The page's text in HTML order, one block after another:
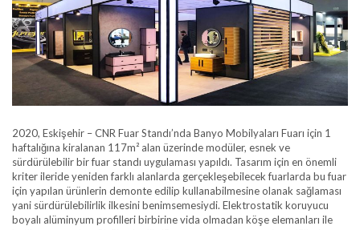
2020, Eskişehir – CNR Fuar Standı’nda Banyo Mobilyaları Fuarı için 1
haftalığına kiralanan 117m² alan üzerinde modüler, esnek ve
sürdürülebilir bir fuar standı uygulaması yapıldı. Tasarım için en önemli
kriter ileride yeniden farklı alanlarda gerçekleşebilecek fuarlarda bu fuar
için yapılan ürünlerin demonte edilip kullanabilmesine olanak sağlaması
yani sürdürülebilirlik ilkesini benimsemesiydi. Elektrostatik koruyucu
boyalı alüminyum profilleri birbirine vida olmadan köşe elemanları ile